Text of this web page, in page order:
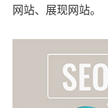
网站、展现网站。